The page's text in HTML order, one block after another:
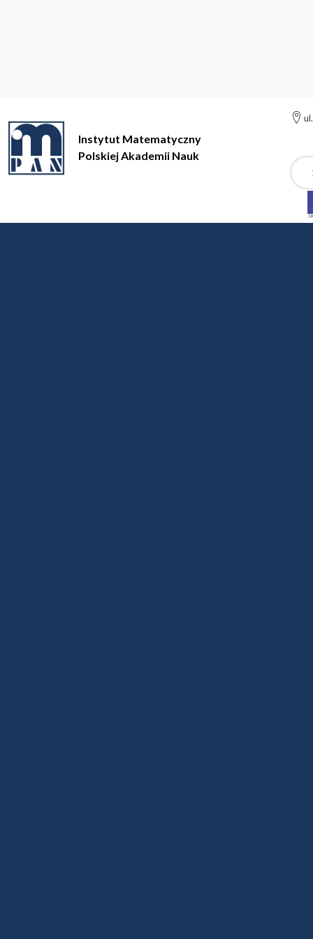
Instytut Matematyczny
Polskiej Akademii Nauk
Instytut Matematyczny Polskiej Akademii Nauk Działalność
Nagroda Dyrektora IM
W latach 1980-2009 Rada Naukowa IM PAN
Nagroda ta była finansowana początkowo z funduszu
W związku z wyczerpaniem się środków fundacji,
Uwagi na